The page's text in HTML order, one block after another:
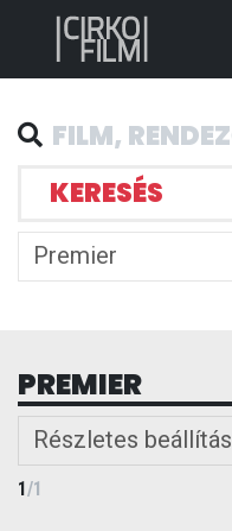
KERESÉS
Premier
PREMIER
Részletes beállítás
1/1